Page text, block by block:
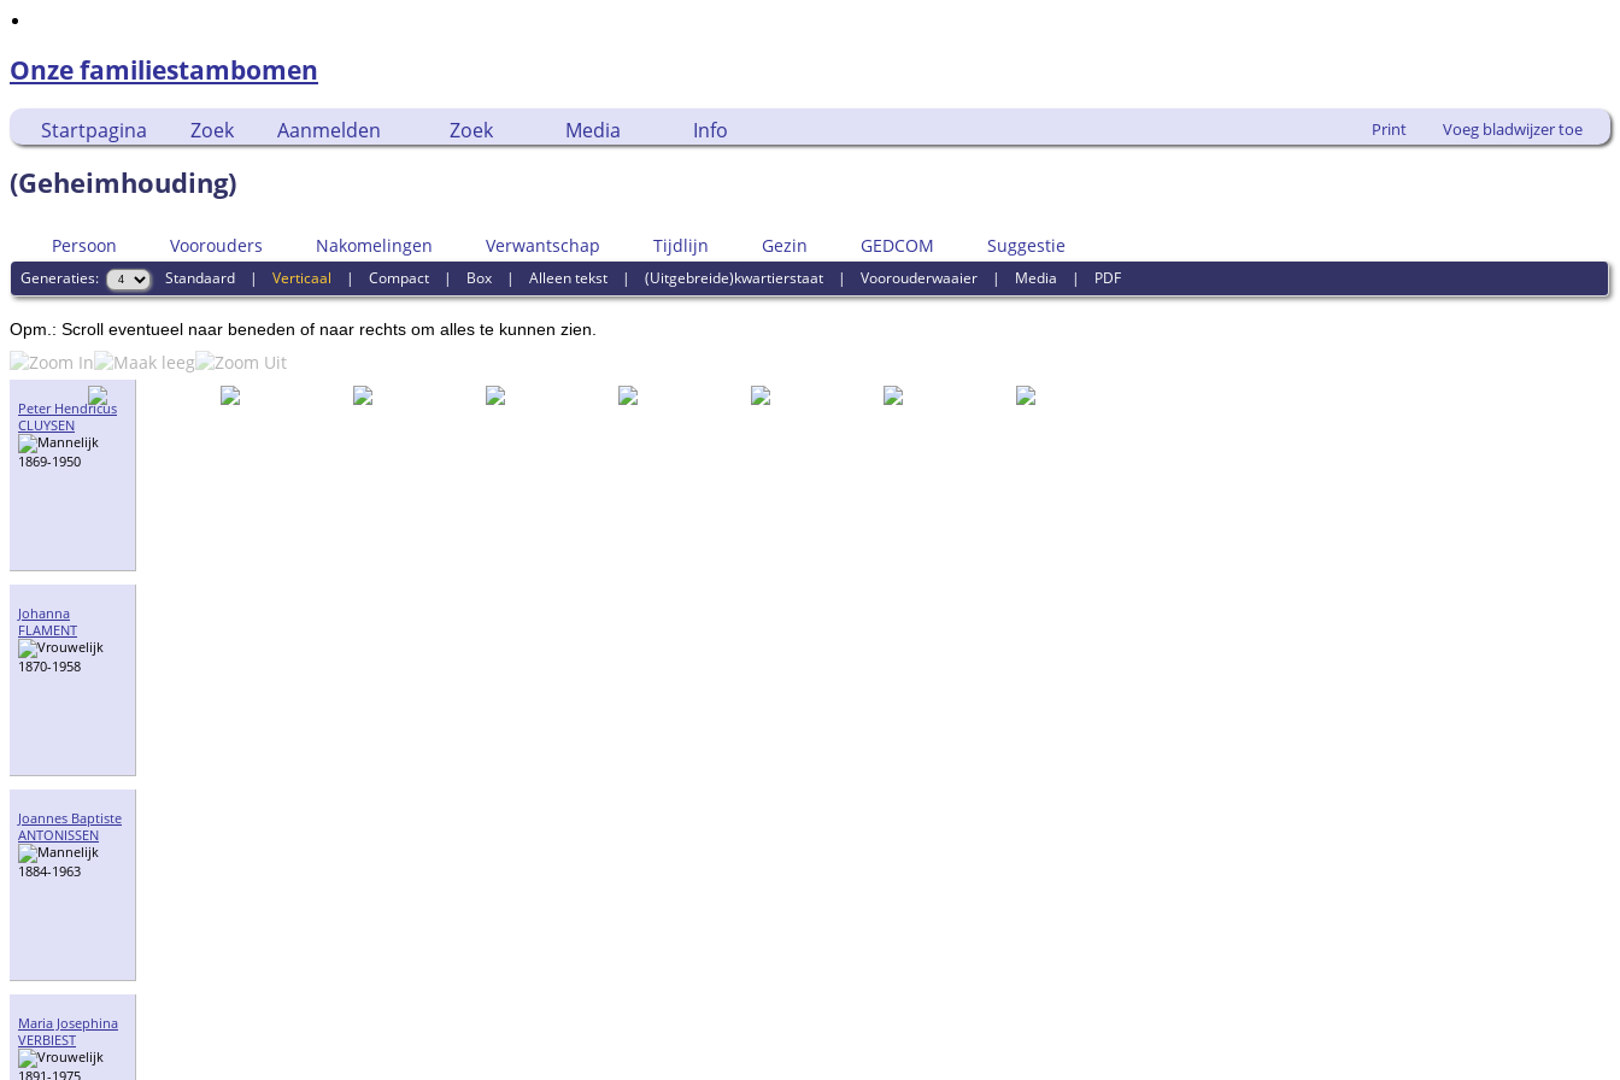
Onze familiestambomen
Startpagina Zoek Aanmelden Zoek Media Info Print Voeg bladwijzer toe
(Geheimhouding)
Persoon Voorouders Nakomelingen Verwantschap Tijdlijn Gezin GEDCOM Suggestie
Generaties: Standaard |Verticaal |Compact | Box |Alleen tekst |(Uitgebreide)kwartierstaat |Voorouderwaaier | Media | PDF
Opm.: Scroll eventueel naar beneden of naar rechts om alles te kunnen zien.
Peter Hendricus
CLUYSEN
1869-1950
Johanna
FLAMENT
1870-1958
Joannes Baptiste
ANTONISSEN
1884-1963
Maria Josephina
VERBIEST
1891-1975